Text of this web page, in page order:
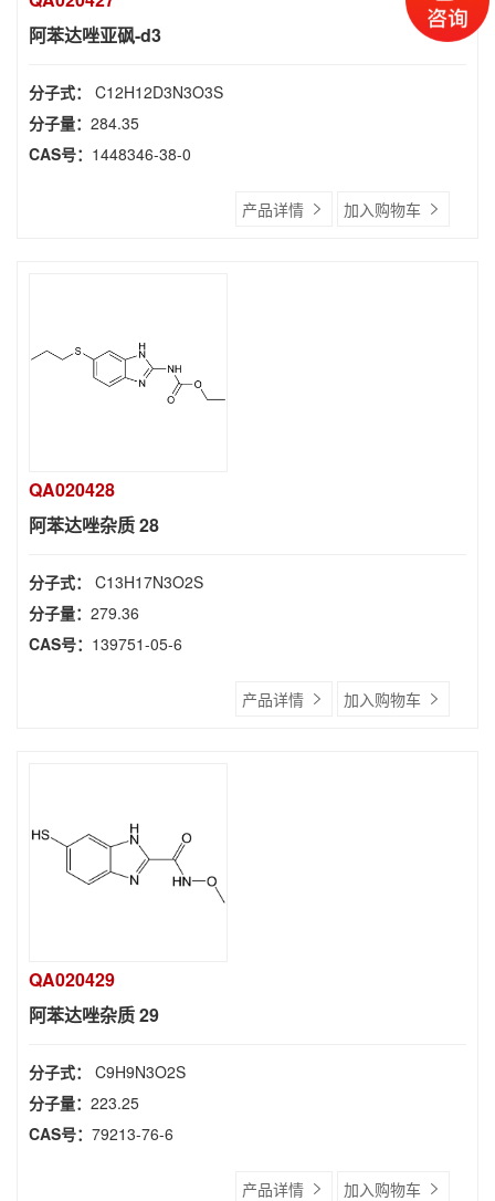
阿苯达唑亚砜-d3
分子式： C12H12D3N3O3S
分子量： 284.35
CAS号： 1448346-38-0
产品详情 加入购物车
QA020428
阿苯达唑杂质 28
分子式： C13H17N3O2S
分子量： 279.36
CAS号： 139751-05-6
产品详情 加入购物车
QA020429
阿苯达唑杂质 29
分子式： C9H9N3O2S
分子量： 223.25
CAS号： 79213-76-6
产品详情 加入购物车